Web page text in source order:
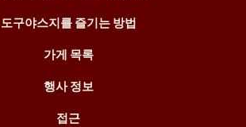
도구야스지를 즐기는 방법
가게 목록
행사 정보
접근